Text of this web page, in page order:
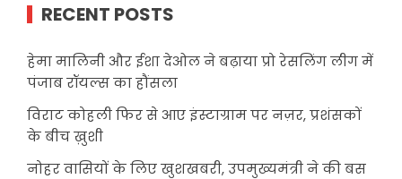
RECENT POSTS
हेमा मालिनी और ईशा देओल ने बढ़ाया प्रो रेसलिंग लीग में
पंजाब रॉयल्स का हौंसला
विराट कोहली फिर से आए इंस्टाग्राम पर नज़र, प्रशंसकों
के बीच ख़ुशी
नोहर वासियों के लिए खुशखबरी, उपमुख्यमंत्री ने की बस